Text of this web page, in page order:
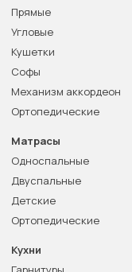
Прямые
Угловые
Кушетки
Софы
Механизм аккордеон
Ортопедические
Матрасы
Односпальные
Двуспальные
Детские
Ортопедические
Кухни